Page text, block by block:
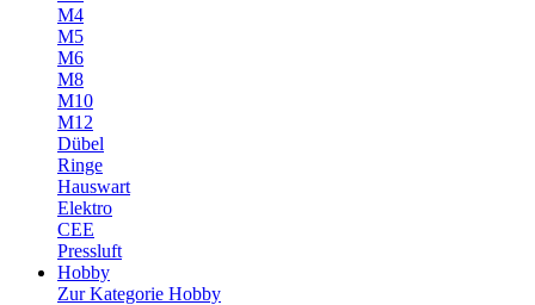
M4
M5
M6
M8
M10
M12
Dübel
Ringe
Hauswart
Elektro
CEE
Pressluft
Hobby
Zur Kategorie Hobby